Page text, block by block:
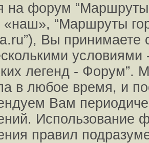
на форум
«наш», “Маршруты
Вы
легенд - Форум”.
в любое время, и
Вам
Использование
правил